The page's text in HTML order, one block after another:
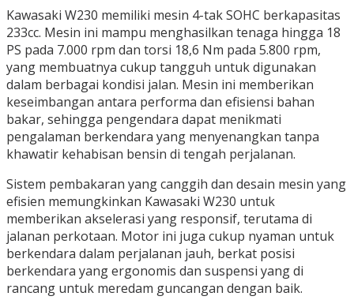
Kawasaki W230 memiliki mesin 4-tak SOHC berkapasitas
233cc. Mesin ini mampu menghasilkan tenaga hingga 18
PS pada 7.000 rpm dan torsi 18,6 Nm pada 5.800 rpm,
yang membuatnya cukup tangguh untuk digunakan
dalam berbagai kondisi jalan. Mesin ini memberikan
keseimbangan antara performa dan efisiensi bahan
bakar, sehingga pengendara dapat menikmati
pengalaman berkendara yang menyenangkan tanpa
khawatir kehabisan bensin di tengah perjalanan.
Sistem pembakaran yang canggih dan desain mesin yang
efisien memungkinkan Kawasaki W230 untuk
memberikan akselerasi yang responsif, terutama di
jalanan perkotaan. Motor ini juga cukup nyaman untuk
berkendara dalam perjalanan jauh, berkat posisi
berkendara yang ergonomis dan suspensi yang di
rancang untuk meredam guncangan dengan baik.